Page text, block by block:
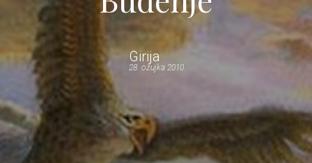
Girija
28. ožujka 2010.